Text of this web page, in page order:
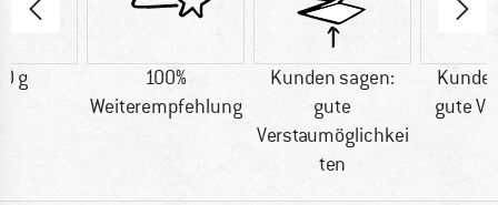
g
100%
Weiterempfehlung
Kunden sagen:
gute
Verstaumöglichkei
ten
gute